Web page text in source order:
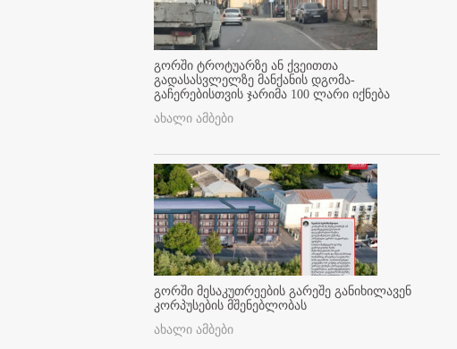
გორში ტროტუარზე ან ქვეითთა
გადასასვლელზე მანქანის დგომა-
გაჩერებისთვის ჯარიმა 100 ლარი იქნება
ახალი ამბები
გორში მესაკუთრეების გარეშე განიხილავენ
კორპუსების მშენებლობას
ახალი ამბები